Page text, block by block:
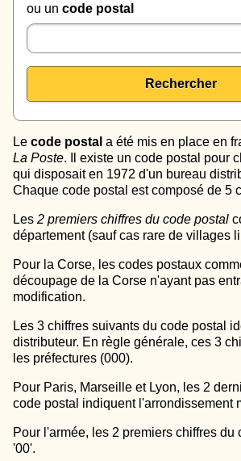
ou un code postal
Rechercher
Le code postal a été mis en place en
La Poste. Il existe un code postal pour
qui disposait en 1972 d'un bureau
Chaque code postal est composé de 5
Les 2 premiers chiffres du code postal
département (sauf cas rare de villages
Pour la Corse, les codes postaux
découpage de la Corse n'ayant pas
modification.
Les 3 chiffres suivants du code postal
distributeur. En règle générale, ces 3
les préfectures (000).
Pour Paris, Marseille et Lyon, les 2
code postal indiquent l'arrondissement
Pour l'armée, les 2 premiers chiffres du
'00'.